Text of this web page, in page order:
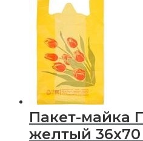
Пакет-майка
желтый